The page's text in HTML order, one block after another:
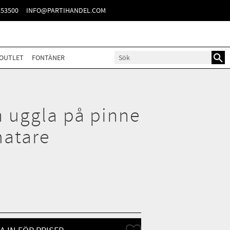
INFO@PARTIHANDEL.COM
FONTÄNER
uggla på pinne